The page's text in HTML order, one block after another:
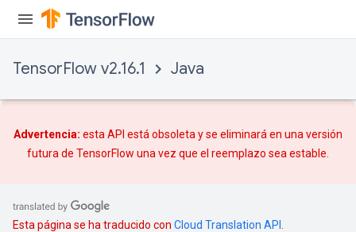
TensorFlow v2.16.1 Java
Advertencia: esta API está obsoleta y se eliminará en una versión
futura de TensorFlow una vez que el reemplazo sea estable.
Esta página se ha traducido con Cloud Translation API